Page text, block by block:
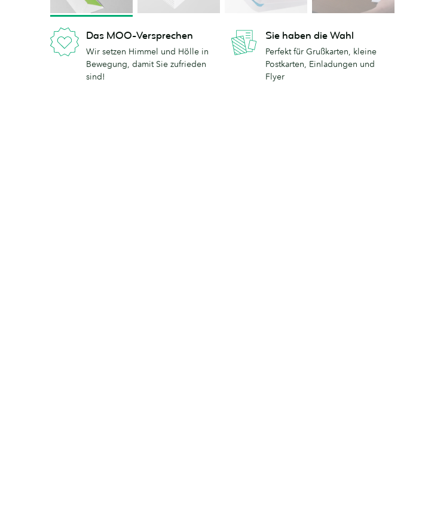
Das MOO-Versprechen
Wir setzen Himmel und Hölle in
Bewegung, damit Sie zufrieden
sind!
Sie haben die Wahl
Perfekt für Grußkarten, kleine
Postkarten, Einladungen und
Flyer